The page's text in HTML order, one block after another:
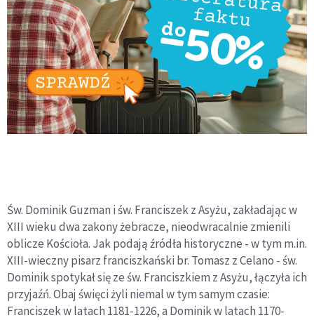
Św. Dominik Guzman i św. Franciszek z Asyżu, zakładając w
XIII wieku dwa zakony żebracze, nieodwracalnie zmienili
oblicze Kościoła. Jak podają źródła historyczne - w tym m.in.
XIII-wieczny pisarz franciszkański br. Tomasz z Celano - św.
Dominik spotykał się ze św. Franciszkiem z Asyżu, łączyła ich
przyjaźń. Obaj święci żyli niemal w tym samym czasie:
Franciszek w latach 1181-1226, a Dominik w latach 1170-